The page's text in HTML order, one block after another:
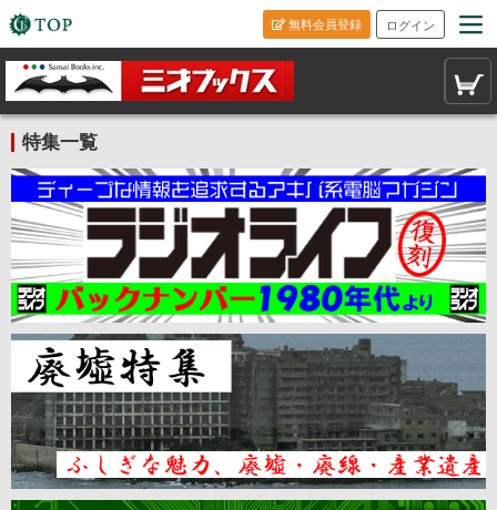
ログイン
無料会員登録
特集一覧